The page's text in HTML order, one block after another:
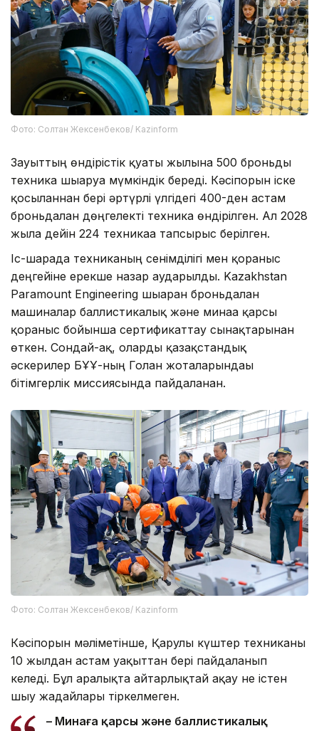
Фото: Солтан Жексенбеков/ Kazinform
Зауыттың өндірістік қуаты жылына 500 броньды
техника шығаруға мүмкіндік береді. Кәсіпорын іске
қосылғаннан бері әртүрлі үлгідегі 400-ден астам
броньдалған дөңгелекті техника өндірілген. Ал 2028
жылға дейін 224 техникаға тапсырыс берілген.
Іс-шарада техниканың сенімділігі мен қорғаныс
деңгейіне ерекше назар аударылды. Kazakhstan
Paramount Engineering шығарған броньдалған
машиналар баллистикалық және минаға қарсы
қорғаныс бойынша сертификаттау сынақтарынан
өткен. Сондай-ақ, оларды қазақстандық
әскерилер БҰҰ-ның Голан жоталарындағы
бітімгерлік миссиясында пайдаланған.
Фото: Солтан Жексенбеков/ Kazinform
Кәсіпорын мәліметінше, Қарулы күштер техниканы
10 жылдан астам уақыттан бері пайдаланып
келеді. Бұл аралықта айтарлықтай ақау не істен
шығу жағдайлары тіркелмеген.
– Минаға қарсы және баллистикалық